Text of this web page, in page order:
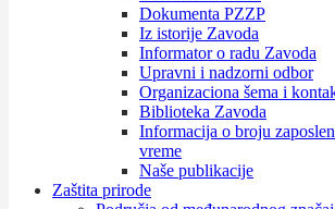
Dokumenta PZZP
Iz istorije Zavoda
Informator o radu Zavoda
Upravni i nadzorni odbor
Organizaciona šema i
Biblioteka Zavoda
Informacija o broju
vreme
Naše publikacije
Zaštita prirode